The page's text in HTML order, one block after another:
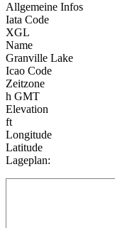
Allgemeine Infos
Iata Code
XGL
Name
Granville Lake
Icao Code
Zeitzone
h GMT
Elevation
ft
Longitude
Latitude
Lageplan: